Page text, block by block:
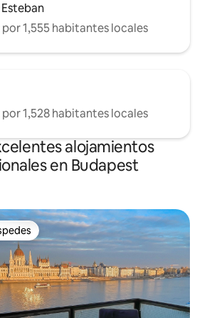
1,555 habitantes locales
1,528 habitantes locales
alojamientos
en Budapest